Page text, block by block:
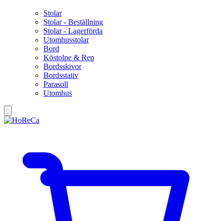
Stolar
Stolar - Beställning
Stolar - Lagerförda
Utomhusstolar
Bord
Köstolpe & Rep
Bordsskivor
Bordsstativ
Parasoll
Utomhus